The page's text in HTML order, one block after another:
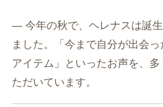
― 今年の秋で、ヘレナスは誕
ました。「今まで自分が出会
アイテム」といったお声を、
ただいています。